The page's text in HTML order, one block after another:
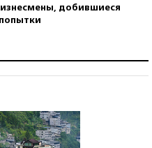
добившиеся